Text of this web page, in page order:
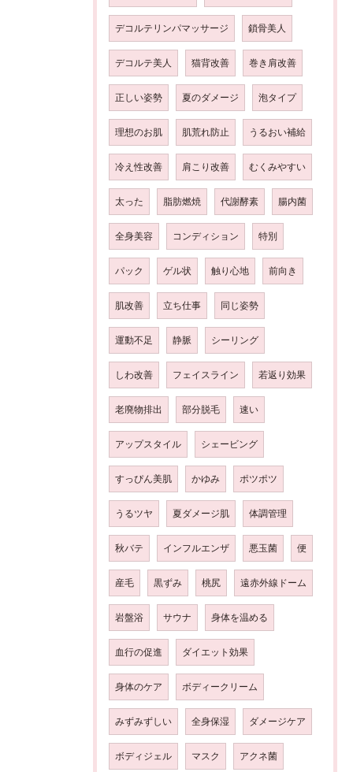
デコルテリンパマッサージ 鎖骨美人
デコルテ美人 猫背改善 巻き肩改善
正しい姿勢 夏のダメージ 泡タイプ
理想のお肌 肌荒れ防止 うるおい補給
冷え性改善 肩こり改善 むくみやすい
太った 脂肪燃焼 代謝酵素 腸内菌
全身美容 コンディション 特別
パック ゲル状 触り心地 前向き
肌改善 立ち仕事 同じ姿勢
運動不足 静脈 シーリング
しわ改善 フェイスライン 若返り効果
老廃物排出 部分脱毛 速い
アップスタイル シェービング
すっぴん美肌 かゆみ ポツポツ
うるツヤ 夏ダメージ肌 体調管理
秋バテ インフルエンザ 悪玉菌 便
産毛 黒ずみ 桃尻 遠赤外線ドーム
岩盤浴 サウナ 身体を温める
血行の促進 ダイエット効果
身体のケア ボディークリーム
みずみずしい 全身保湿 ダメージケア
ボディジェル マスク アクネ菌